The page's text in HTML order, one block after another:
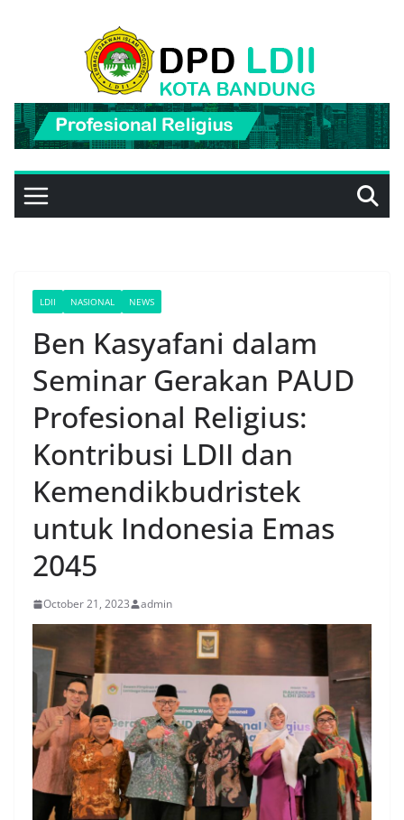
LDII NASIONAL NEWS
Ben Kasyafani dalam
Seminar Gerakan PAUD
Profesional Religius:
Kontribusi LDII dan
Kemendikbudristek
untuk Indonesia Emas
2045
October 21, 2023 admin